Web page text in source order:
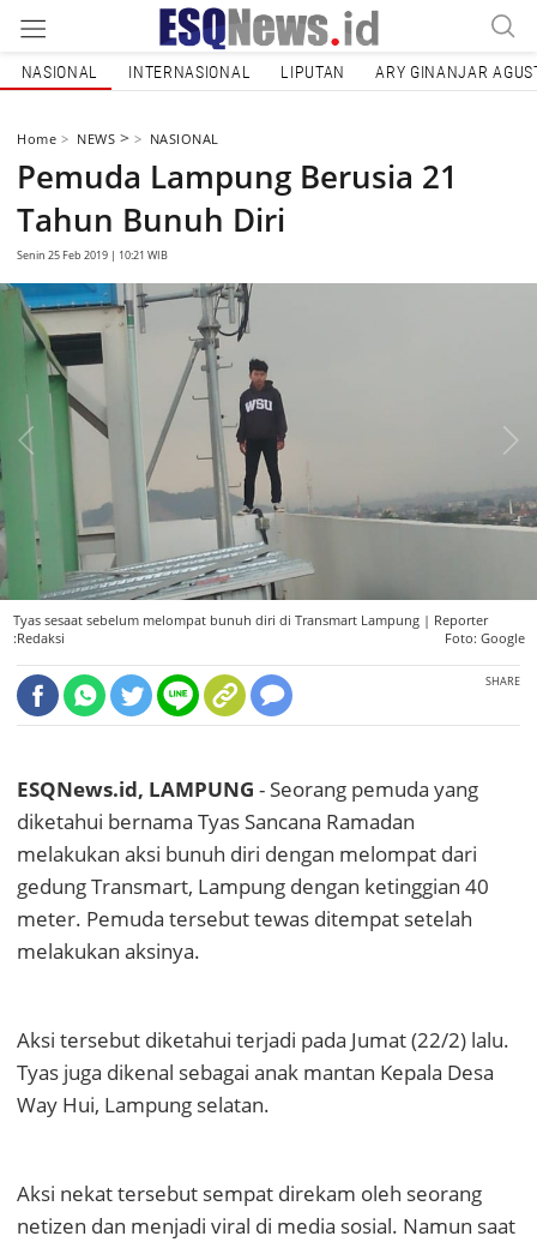
NASIONAL INTERNASIONAL LIPUTAN ARY GINANJAR
Home NEWS > NASIONAL
Pemuda Lampung Berusia 21
Tahun Bunuh Diri
Senin 25 Feb 2019 | 10:21 WIB
Tyas sesaat sebelum melompat bunuh diri di Transmart Lampung | Reporter
:Redaksi
Foto: Google
SHARE
ESQNews.id, LAMPUNG - Seorang pemuda yang
diketahui bernama Tyas Sancana Ramadan
melakukan aksi bunuh diri dengan melompat dari
gedung Transmart, Lampung dengan ketinggian 40
meter. Pemuda tersebut tewas ditempat setelah
melakukan aksinya.
Aksi tersebut diketahui terjadi pada Jumat (22/2) lalu.
Tyas juga dikenal sebagai anak mantan Kepala Desa
Way Hui, Lampung selatan.
Aksi nekat tersebut sempat direkam oleh seorang
netizen dan menjadi viral di media sosial. Namun saat